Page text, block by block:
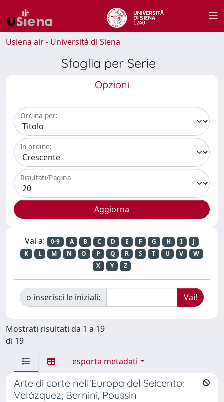
Usiena air - Università di Siena
Sfoglia per Serie
Opzioni
Ordina per:
In ordine:
Risultati/Pagina
Vai a: 0-9 A B C D E F G H I
J
K
L M N O P Q R S T U V
W
X
Y Z
o inserisci le iniziali:
Mostrati risultati da 1 a 19
di 19
esporta metadati
Arte di corte nell'Europa del Seicento:
Velázquez, Bernini, Poussin